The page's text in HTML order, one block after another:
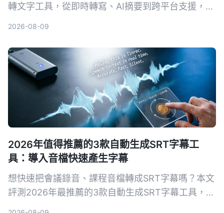
轉文字工具，從即時轉寫、AI摘要到跨平台支援，推
2026-08-09
2026年值得推薦的3款自動生成SRT字幕工
具：導入音檔快速產生字幕
想快速把會議錄音、課程音檔轉成SRT字幕嗎？本文
評測2026年最推薦的3款自動生成SRT字幕工具，並